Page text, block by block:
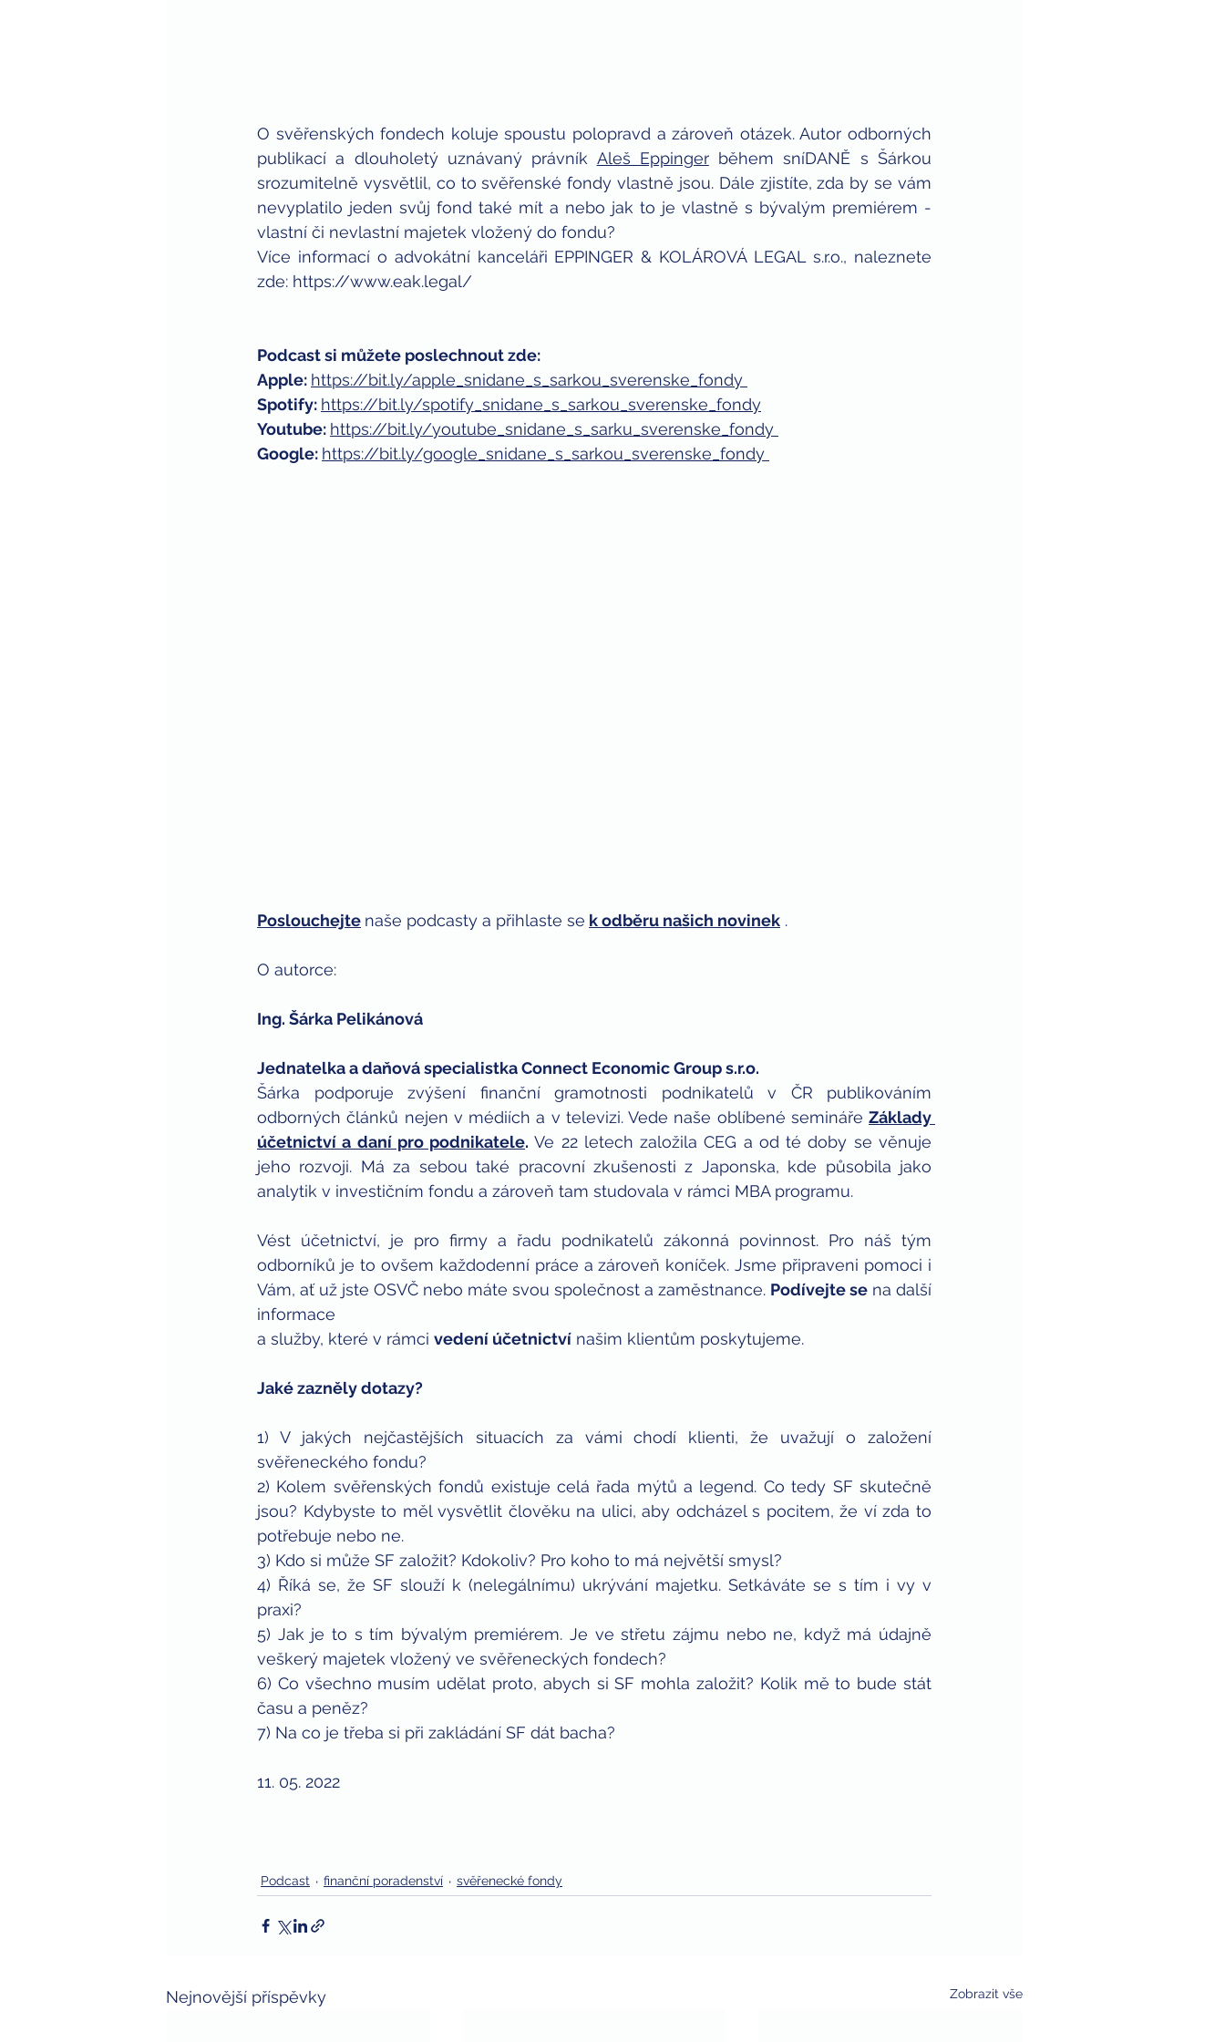
O svěřenských fondech koluje spoustu polopravd a zároveň otázek. Autor odborných
publikací a dlouholetý uznávaný právník Aleš Eppinger během sníDANĚ s Šárkou
srozumitelně vysvětlil, co to svěřenské fondy vlastně jsou. Dále zjistíte, zda by se vám
nevyplatilo jeden svůj fond také mít a nebo jak to je vlastně s bývalým premiérem -
vlastní či nevlastní majetek vložený do fondu?
Více informací o advokátní kanceláři EPPINGER & KOLÁROVÁ LEGAL s.r.o., naleznete
zde: https://www.eak.legal/
Podcast si můžete poslechnout zde:
Apple: https://bit.ly/apple_snidane_s_sarkou_sverenske_fondy
Spotify: https://bit.ly/spotify_snidane_s_sarkou_sverenske_fondy
Youtube: https://bit.ly/youtube_snidane_s_sarku_sverenske_fondy
Google: https://bit.ly/google_snidane_s_sarkou_sverenske_fondy
Poslouchejte naše podcasty a přihlaste se k odběru našich novinek .
O autorce:
Ing. Šárka Pelikánová
Jednatelka a daňová specialistka Connect Economic Group s.r.o.
Šárka podporuje zvýšení finanční gramotnosti podnikatelů v ČR publikováním
odborných článků nejen v médiích a v televizi. Vede naše oblíbené semináře Základy
účetnictví a daní pro podnikatele. Ve 22 letech založila CEG a od té doby se věnuje
jeho rozvoji. Má za sebou také pracovní zkušenosti z Japonska, kde působila jako
analytik v investičním fondu a zároveň tam studovala v rámci MBA programu.
Vést účetnictví, je pro firmy a řadu podnikatelů zákonná povinnost. Pro náš tým
odborníků je to ovšem každodenní práce a zároveň koníček. Jsme připraveni pomoci i
Vám, ať už jste OSVČ nebo máte svou společnost a zaměstnance. Podívejte se na další
informace
a služby, které v rámci vedení účetnictví našim klientům poskytujeme.
Jaké zazněly dotazy?
1) V jakých nejčastějších situacích za vámi chodí klienti, že uvažují o založení
svěřeneckého fondu?
2) Kolem svěřenských fondů existuje celá řada mýtů a legend. Co tedy SF skutečně
jsou? Kdybyste to měl vysvětlit člověku na ulici, aby odcházel s pocitem, že ví zda to
potřebuje nebo ne.
3) Kdo si může SF založit? Kdokoliv? Pro koho to má největší smysl?
4) Říká se, že SF slouží k (nelegálnímu) ukrývání majetku. Setkáváte se s tím i vy v
praxi?
5) Jak je to s tím bývalým premiérem. Je ve střetu zájmu nebo ne, když má údajně
veškerý majetek vložený ve svěřeneckých fondech?
6) Co všechno musím udělat proto, abych si SF mohla založit? Kolik mě to bude stát
času a peněz?
7) Na co je třeba si při zakládání SF dát bacha?
11. 05. 2022
Podcast finanční poradenství svěřenecké fondy
Nejnovější příspěvky Zobrazit vše